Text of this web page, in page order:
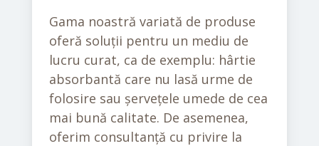
Gama noastră variată de produse
oferă soluții pentru un mediu de
lucru curat, ca de exemplu: hârtie
absorbantă care nu lasă urme de
folosire sau șervețele umede de cea
mai bună calitate. De asemenea,
oferim consultanță cu privire la